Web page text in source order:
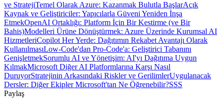
ve StratejiTemel Olarak Azure: Kazanmak Bulutla BaşlarAçık
Kaynak ve Geliştiriciler: Yapıcılarla Güveni Yeniden İnşa
EtmekOpenAI Ortaklığı: Platform İçin Bir Kestirme (ve Bir
Bahis)Modelleri Ürüne Dönüştürmek: Azure Üzerinde Kurumsal AI
HizmetleriCopilot Her Yerde: Dağıtımın Rekabet Avantajı Olarak
KullanılmasıLow-Code'dan Pro-Code'a: Geliştirici Tabanını
GenişletmekSorumlu AI ve Yönetişim: AI'yı Dağıtıma Uygun
KılmakMicrosoft Diğer AI Platformlarına Karşı Nasıl
DuruyorStratejinin Arkasındaki Riskler ve GerilimlerUygulanacak
Dersler: Diğer Ekipler Microsoft'tan Ne Öğrenebilir?SSS
Paylaş